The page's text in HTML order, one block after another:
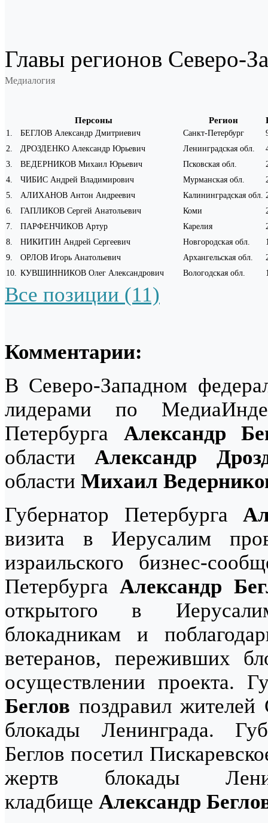
Главы регионов Северо-
Медиалогия
Персоны Регион
1. БЕГЛОВ Александр Дмитриевич Санкт-Петербург
2. ДРОЗДЕНКО Александр Юрьевич Ленинградская обл.
3. ВЕДЕРНИКОВ Михаил Юрьевич Псковская обл.
4. ЧИБИС Андрей Владимирович Мурманская обл.
5. АЛИХАНОВ Антон Андреевич Калининградская обл.
6. ГАПЛИКОВ Сергей Анатольевич Коми
7. ПАРФЕНЧИКОВ Артур Карелия
8. НИКИТИН Андрей Сергеевич Новгородская обл.
9. ОРЛОВ Игорь Анатольевич Архангельская обл.
10. КУВШИННИКОВ Олег Александрович Вологодская обл.
Все позиции (11)
Комментарии:
В Северо-Западном
лидерами по
Петербурга Александр
областиАлександр
области Михаил
Губернатор Петербурга
визита в Иерусалим
израильского бизнес-
ПетербургаАлександр
открытого в
блокадникам и
ветеранов, переживших
осуществлении проекта.
Беглов поздравил
блокады Ленинграда.
Беглов посетил
жертв блокады
кладбище Александр